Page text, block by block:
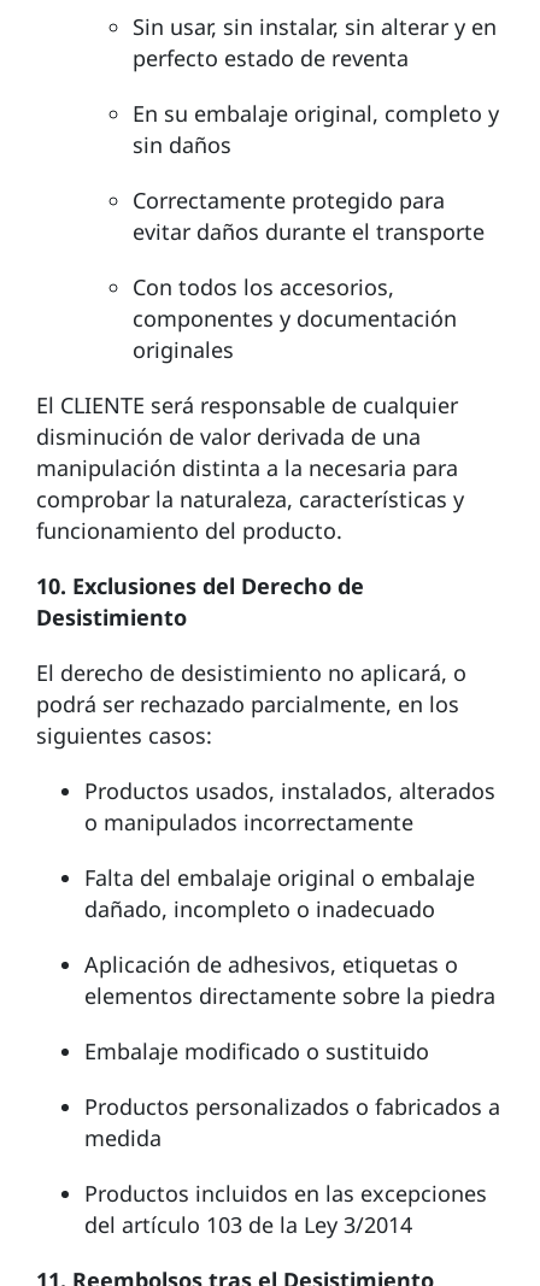
Sin usar, sin instalar, sin alterar y en
perfecto estado de reventa
En su embalaje original, completo y
sin daños
Correctamente protegido para
evitar daños durante el transporte
Con todos los accesorios,
componentes y documentación
originales
El CLIENTE será responsable de cualquier
disminución de valor derivada de una
manipulación distinta a la necesaria para
comprobar la naturaleza, características y
funcionamiento del producto.
10. Exclusiones del Derecho de
Desistimiento
El derecho de desistimiento no aplicará, o
podrá ser rechazado parcialmente, en los
siguientes casos:
Productos usados, instalados, alterados
o manipulados incorrectamente
Falta del embalaje original o embalaje
dañado, incompleto o inadecuado
Aplicación de adhesivos, etiquetas o
elementos directamente sobre la piedra
Embalaje modificado o sustituido
Productos personalizados o fabricados a
medida
Productos incluidos en las excepciones
del artículo 103 de la Ley 3/2014
11. Reembolsos tras el Desistimiento